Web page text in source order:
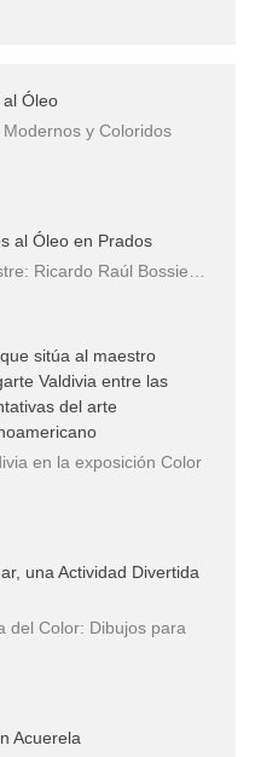
Óleo
y Coloridos
al Óleo en Prados
Ricardo Raúl Bossie…
sitúa al maestro
Valdivia entre las
del arte
en la exposición Color
una Actividad Divertida
del Color: Dibujos para
Acuerela